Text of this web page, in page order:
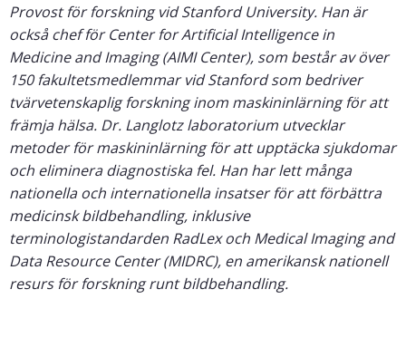
Provost för forskning vid Stanford University. Han är
också chef för Center for Artificial Intelligence in
Medicine and Imaging (AIMI Center), som består av över
150 fakultetsmedlemmar vid Stanford som bedriver
tvärvetenskaplig forskning inom maskininlärning för att
främja hälsa. Dr. Langlotz laboratorium utvecklar
metoder för maskininlärning för att upptäcka sjukdomar
och eliminera diagnostiska fel. Han har lett många
nationella och internationella insatser för att förbättra
medicinsk bildbehandling, inklusive
terminologistandarden RadLex och Medical Imaging and
Data Resource Center (MIDRC), en amerikansk nationell
resurs för forskning runt bildbehandling.